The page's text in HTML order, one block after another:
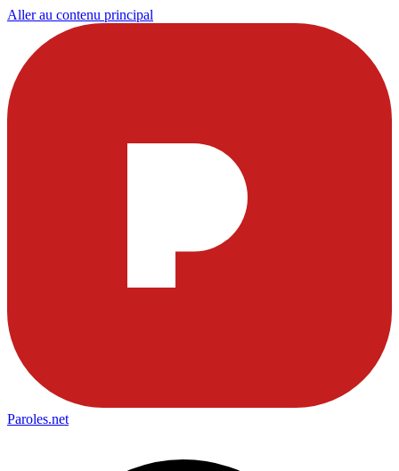
Aller au contenu principal
Paroles.net